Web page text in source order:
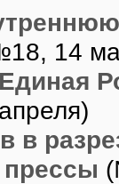
14
в